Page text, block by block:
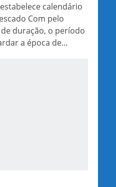
calendário
Com pelo
duração, o período
a época de...